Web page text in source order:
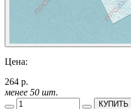
Цена:
264 р.
менее 50 шт.
КУПИТЬ